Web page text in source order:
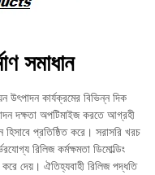
সমাধান
উৎপাদন কার্যক্রমের বিভিন্ন দিক
দক্ষতা অপটিমাইজ করতে আগ্রহী
প্রতিষ্ঠিত করে। সরাসরি খরচ
রিলিজ কর্মক্ষমতা ডিমোল্ডিং
করে দেয়। ঐতিহ্যবাহী রিলিজ পদ্ধতি